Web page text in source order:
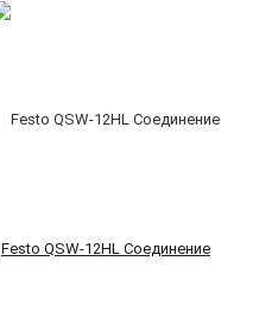
Festo QSW-12HL Соединение